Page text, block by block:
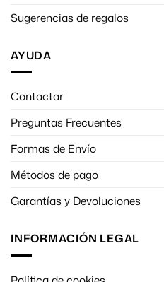
Sugerencias de regalos
AYUDA
Contactar
Preguntas Frecuentes
Formas de Envío
Métodos de pago
Garantías y Devoluciones
INFORMACIÓN LEGAL